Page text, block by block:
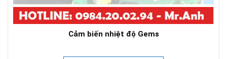
Cảm biến nhiệt độ Gems